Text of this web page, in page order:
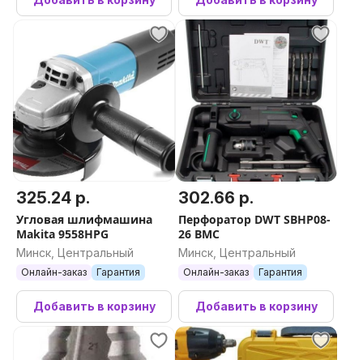
325.24 р.
Угловая шлифмашина
Makita 9558HPG
Минск, Центральный
Онлайн-заказ Гарантия
Добавить в корзину
302.66 р.
Перфоратор DWT SBHP08-
26 BMC
Минск, Центральный
Онлайн-заказ Гарантия
Добавить в корзину